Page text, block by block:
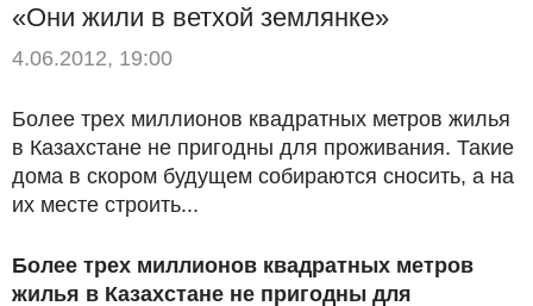
«Они жили в ветхой землянке»
4.06.2012, 19:00
Более трех миллионов квадратных метров жилья
в Казахстане не пригодны для проживания. Такие
дома в скором будущем собираются сносить, а на
их месте строить...
Более трех миллионов квадратных метров
жилья в Казахстане не пригодны для